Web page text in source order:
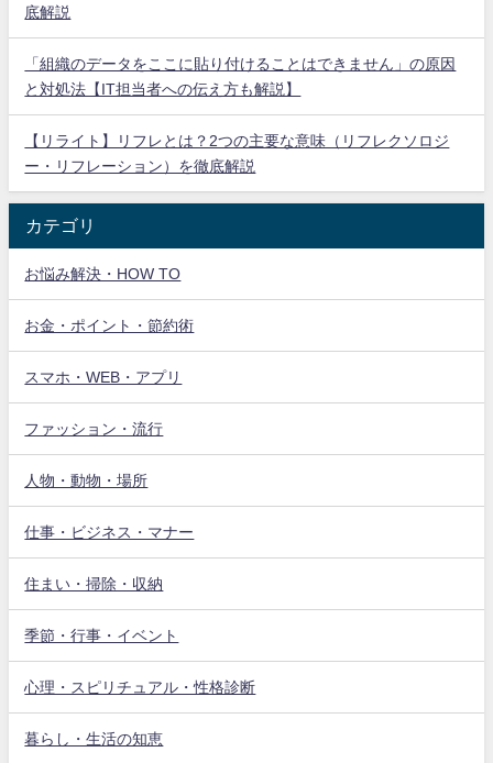
底解説
「組織のデータをここに貼り付けることはできません」の原因
と対処法【IT担当者への伝え方も解説】
【リライト】リフレとは？2つの主要な意味（リフレクソロジ
ー・リフレーション）を徹底解説
カテゴリ
お悩み解決・HOW TO
お金・ポイント・節約術
スマホ・WEB・アプリ
ファッション・流行
人物・動物・場所
仕事・ビジネス・マナー
住まい・掃除・収納
季節・行事・イベント
心理・スピリチュアル・性格診断
暮らし・生活の知恵